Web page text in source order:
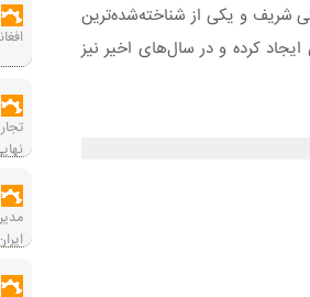
صنعتی شریف و یکی از شناخته‌شده‌ترین
کرده و در سال‌های اخیر نیز